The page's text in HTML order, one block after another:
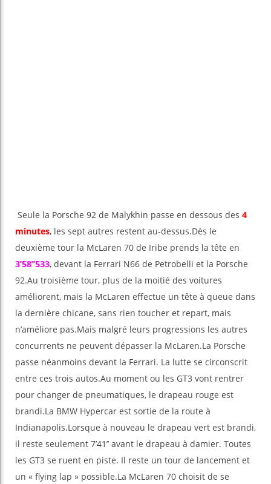
Seule la Porsche 92 de Malykhin passe en dessous des 4
minutes, les sept autres restent au-dessus.Dès le
deuxième tour la McLaren 70 de Iribe prends la tête en
3’58’’533, devant la Ferrari N66 de Petrobelli et la Porsche
92.Au troisième tour, plus de la moitié des voitures
améliorent, mais la McLaren effectue un tête à queue dans
la dernière chicane, sans rien toucher et repart, mais
n’améliore pas.Mais malgré leurs progressions les autres
concurrents ne peuvent dépasser la McLaren.La Porsche
passe néanmoins devant la Ferrari. La lutte se circonscrit
entre ces trois autos.Au moment ou les GT3 vont rentrer
pour changer de pneumatiques, le drapeau rouge est
brandi.La BMW Hypercar est sortie de la route à
Indianapolis.Lorsque à nouveau le drapeau vert est brandi,
il reste seulement 7’41’’ avant le drapeau à damier. Toutes
les GT3 se ruent en piste. Il reste un tour de lancement et
un « flying lap » possible.La McLaren 70 choisit de se